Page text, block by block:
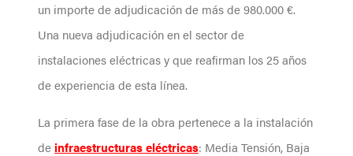
un importe de adjudicación de más de 980.000 €.
Una nueva adjudicación en el sector de
instalaciones eléctricas y que reafirman los 25 años
de experiencia de esta línea.
La primera fase de la obra pertenece a la instalación
de infraestructuras eléctricas: Media Tensión, Baja